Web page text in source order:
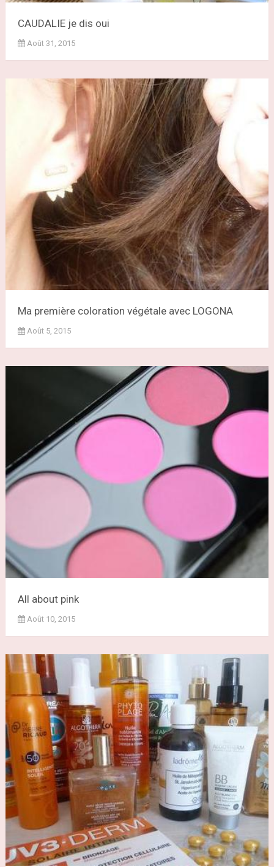
CAUDALIE je dis oui
Août 31, 2015
Ma première coloration végétale avec LOGONA
Août 5, 2015
All about pink
Août 10, 2015